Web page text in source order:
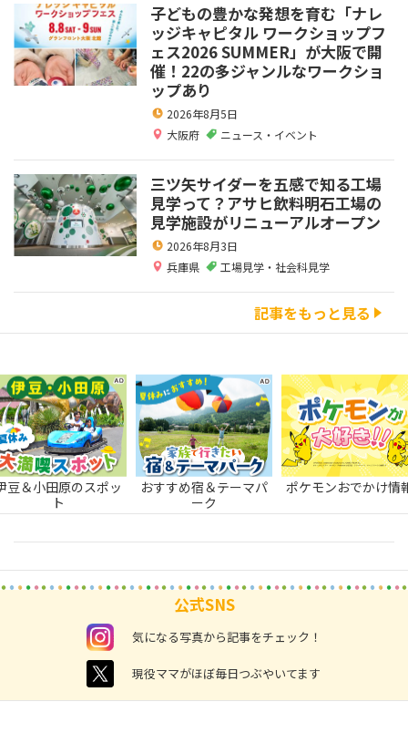
子どもの豊かな発想を育む「ナレ
ッジキャピタル ワークショップフ
ェス2026 SUMMER」が大阪で開
催！22の多ジャンルなワークショ
ップあり
2026年8月5日
大阪府
ニュース・イベント
三ツ矢サイダーを五感で知る工場
見学って？アサヒ飲料明石工場の
見学施設がリニューアルオープン
2026年8月3日
兵庫県
工場見学・社会科見学
記事をもっと見る
豆＆小田原のスポッ
ト
おすすめ宿＆テーマパ
ーク
ポケモンおでかけ情
公式SNS
instagram 気になる写真から記事をチェック！
twitter 現役ママがほぼ毎日つぶやいてます